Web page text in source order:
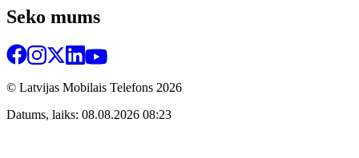
Seko mums
© Latvijas Mobilais Telefons 2026
Datums, laiks: 08.08.2026 08:23